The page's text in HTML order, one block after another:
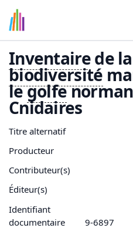
Inventairede la
biodiversité
legolfe
Cnidaires
Titre alternatif
Producteur
Contributeur(s)
Éditeur(s)
Identifiant
documentaire
9-6897